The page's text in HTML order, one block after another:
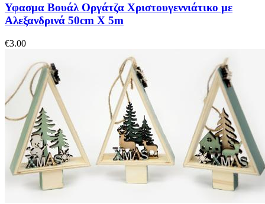
Υφασμα Βουάλ Οργάτζα Χριστουγεννιάτικο με
Αλεξανδρινά 50cm X 5m
€3.00